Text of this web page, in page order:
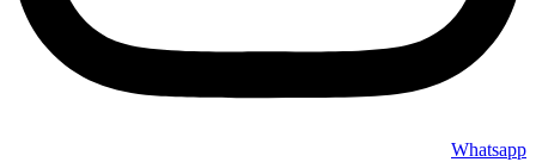
Whatsapp